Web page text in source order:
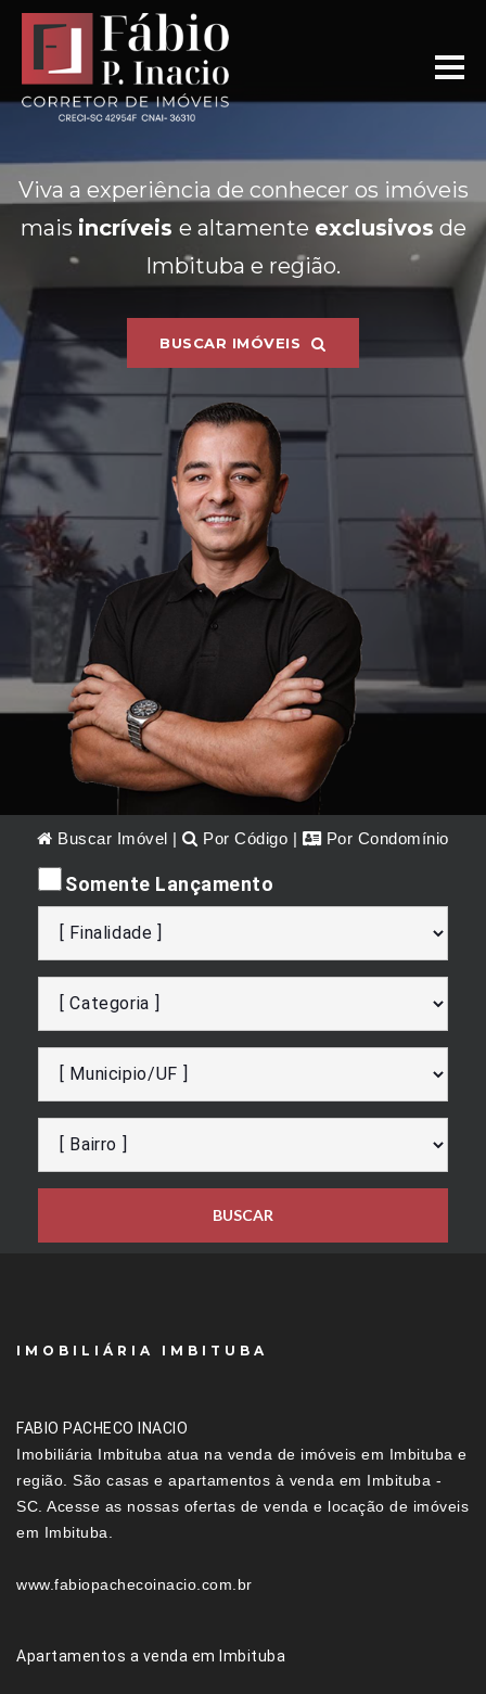
Viva a experiência de conhecer os imóveis
mais incríveis e altamente exclusivos de
Imbituba e região.
BUSCAR IMÓVEIS
Buscar Imóvel | Por Código | Por Condomínio
Somente Lançamento
BUSCAR
IMOBILIÁRIA IMBITUBA
FABIO PACHECO INACIO
Imobiliária Imbituba atua na venda de imóveis em Imbituba e
região. São casas e apartamentos à venda em Imbituba -
SC. Acesse as nossas ofertas de venda e locação de imóveis
em Imbituba.
www.fabiopachecoinacio.com.br
Apartamentos a venda em Imbituba